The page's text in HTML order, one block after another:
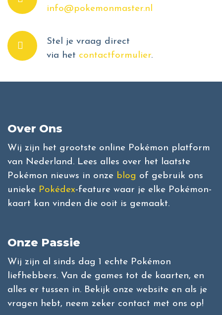
info@pokemonmaster.nl
Stel je vraag direct
via het contactformulier.
Over Ons
Wij zijn het grootste online Pokémon platform
van Nederland. Lees alles over het laatste
Pokémon nieuws in onze blog of gebruik ons
unieke Pokédex-feature waar je elke Pokémon-
kaart kan vinden die ooit is gemaakt.
Onze Passie
Wij zijn al sinds dag 1 echte Pokémon
liefhebbers. Van de games tot de kaarten, en
alles er tussen in. Bekijk onze website en als je
vragen hebt, neem zeker contact met ons op!